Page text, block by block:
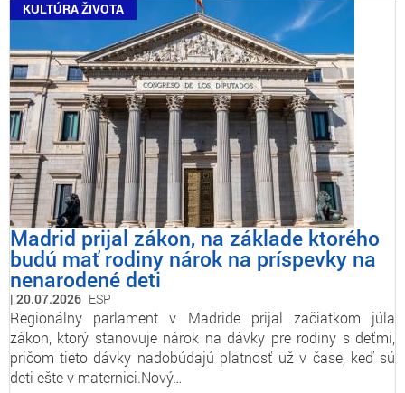
KULTÚRA ŽIVOTA
Madrid prijal zákon, na základe ktorého
budú mať rodiny nárok na príspevky na
nenarodené deti
20.07.2026 ESP
Regionálny parlament v Madride prijal začiatkom júla
zákon, ktorý stanovuje nárok na dávky pre rodiny s deťmi,
pričom tieto dávky nadobúdajú platnosť už v čase, keď sú
deti ešte v maternici.Nový…